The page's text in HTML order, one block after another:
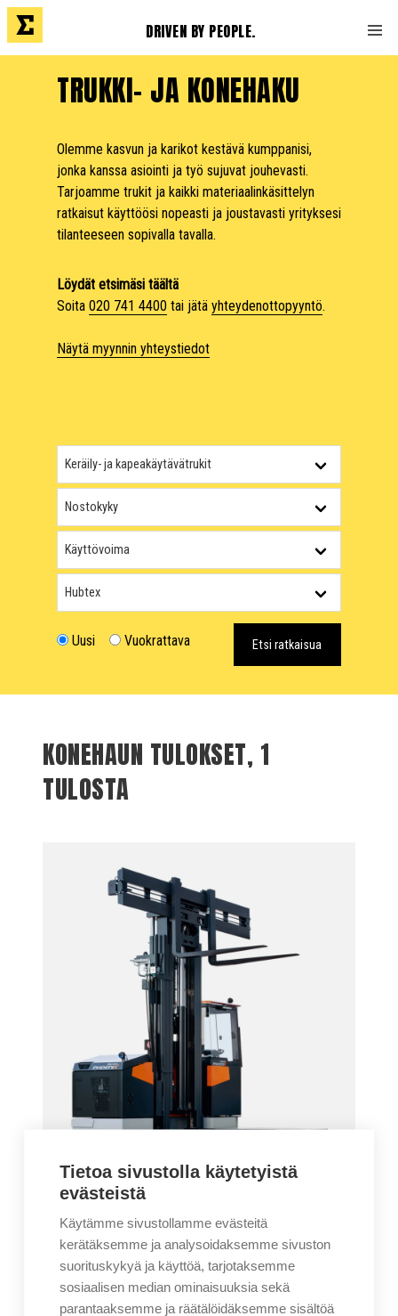
DRIVEN BY PEOPLE.
TRUKKI- JA KONEHAKU
Olemme kasvun ja karikot kestävä kumppanisi,
jonka kanssa asiointi ja työ sujuvat jouhevasti.
Tarjoamme trukit ja kaikki materiaalinkäsittelyn
ratkaisut käyttöösi nopeasti ja joustavasti yrityksesi
tilanteeseen sopivalla tavalla.
Löydät etsimäsi täältä
Soita 020 741 4400 tai jätä yhteydenottopyyntö.
Näytä myynnin yhteystiedot
Uusi Vuokrattava Etsi ratkaisua
KONEHAUN TULOKSET, 1
TULOSTA
HUBTEX SÄHKÖKÄYTTÖINEN
MONITIETRUKKI
1 500 - 50 000KG
Tietoa sivustolla käytetyistä
evästeistä
Käytämme sivustollamme evästeitä
kerätäksemme ja analysoidaksemme sivuston
suorituskykyä ja käyttöä, tarjotaksemme
sosiaalisen median ominaisuuksia sekä
parantaaksemme ja räätälöidäksemme sisältöä